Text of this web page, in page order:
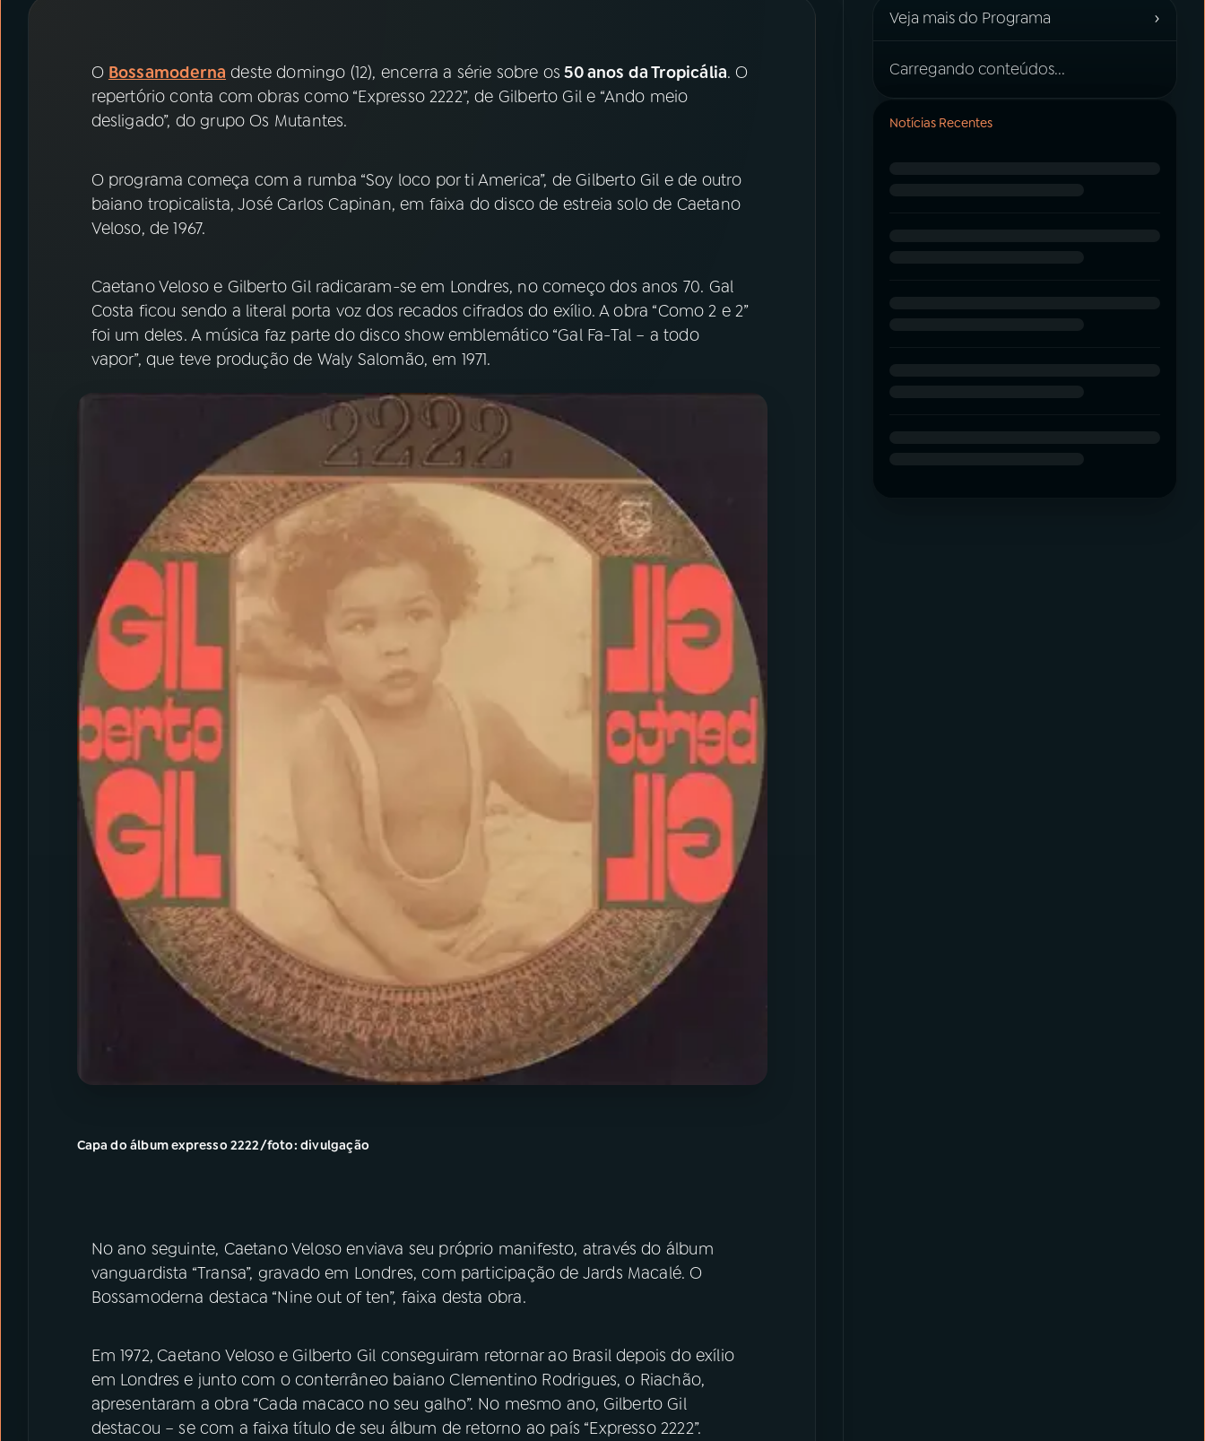
PRÊMIO RÁDIO MEC
ACOMPANHE A RÁDIO MEC
Instagram X
O Bossamoderna deste domingo (12), encerra a série sobre os 50 anos da Tropicália. O
repertório conta com obras como “Expresso 2222”, de Gilberto Gil e “Ando meio
desligado”, do grupo Os Mutantes.
O programa começa com a rumba “Soy loco por ti America”, de Gilberto Gil e de outro
baiano tropicalista, José Carlos Capinan, em faixa do disco de estreia solo de Caetano
Veloso, de 1967.
Caetano Veloso e Gilberto Gil radicaram-se em Londres, no começo dos anos 70. Gal
Costa ficou sendo a literal porta voz dos recados cifrados do exílio. A obra “Como 2 e 2”
foi um deles. A música faz parte do disco show emblemático “Gal Fa-Tal – a todo
vapor”, que teve produção de Waly Salomão, em 1971.
Capa do álbum expresso 2222/foto: divulgação
No ano seguinte, Caetano Veloso enviava seu próprio manifesto, através do álbum
vanguardista “Transa”, gravado em Londres, com participação de Jards Macalé. O
Bossamoderna destaca “Nine out of ten”, faixa desta obra.
Em 1972, Caetano Veloso e Gilberto Gil conseguiram retornar ao Brasil depois do exílio
em Londres e junto com o conterrâneo baiano Clementino Rodrigues, o Riachão,
apresentaram a obra “Cada macaco no seu galho”. No mesmo ano, Gilberto Gil
destacou – se com a faixa título de seu álbum de retorno ao país “Expresso 2222”.
Veja mais do Programa ›
Carregando conteúdos...
Notícias Recentes